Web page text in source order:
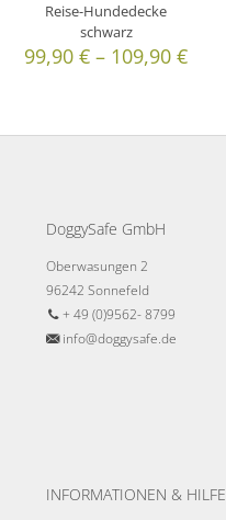
Reise-Hundedecke
schwarz
99,90€ – 109,90€
DoggySafe GmbH
Oberwasungen 2
96242 Sonnefeld
+ 49 (0)9562- 8799
info@doggysafe.de
INFORMATIONEN & HILFE